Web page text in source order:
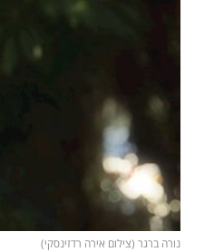
נורה ברגר (צילום אירה רדזינסקי)